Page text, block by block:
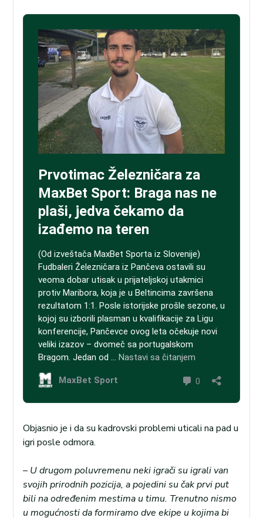
Objasnio je i da su kadrovski problemi uticali na pad u
igri posle odmora.
– U drugom poluvremenu neki igrači su igrali van
svojih prirodnih pozicija, a pojedini su čak prvi put
bili na određenim mestima u timu. Trenutno nismo
u mogućnosti da formiramo dve ekipe u kojima bi